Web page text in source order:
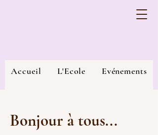
Accueil L'Ecole Evénements
Membres
Bonjour à tous...